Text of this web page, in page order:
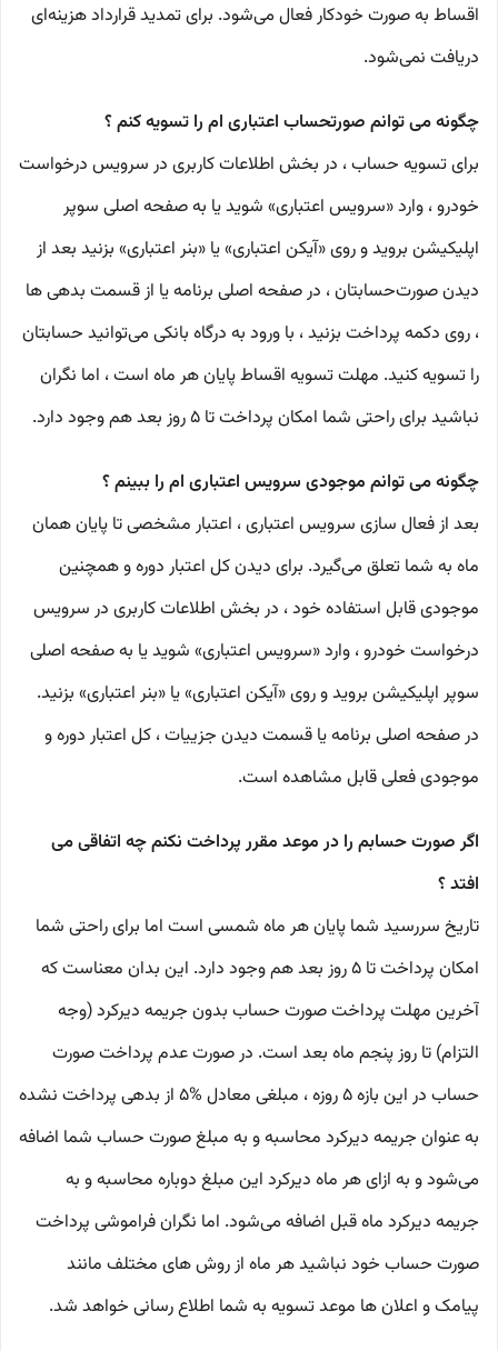
اقساط به صورت خودکار فعال می‌شود. برای تمدید قرارداد هزینه‌ای
دریافت نمی‌شود.
چگونه می توانم صورتحساب اعتباری ام را تسویه کنم ؟
برای تسویه‌ حساب ، در بخش اطلاعات کاربری در سرویس درخواست
خودرو ، وارد «سرویس اعتباری» شوید یا به صفحه اصلی سوپر
اپلیکیشن بروید و روی «آیکن اعتباری» یا «بنر اعتباری» بزنید بعد از
دیدن صورت‌حسابتان ، در صفحه اصلی برنامه یا از قسمت بدهی‌ ها
، روی دکمه پرداخت بزنید ، با ورود به درگاه بانکی می‌توانید حسابتان
را تسویه کنید. مهلت تسویه‌ اقساط پایان هر ماه است ، اما نگران
نباشید برای راحتی شما امکان پرداخت تا 5 روز بعد هم وجود دارد.
چگونه می توانم موجودی سرویس اعتباری ام را ببینم ؟
بعد از فعال‌ سازی سرویس اعتباری ، اعتبار مشخصی تا پایان همان
ماه به شما تعلق می‌گیرد. برای دیدن کل اعتبار دوره و همچنین
موجودی قابل استفاده خود ، در بخش اطلاعات کاربری در سرویس
درخواست خودرو ، وارد «سرویس اعتباری» شوید یا به صفحه اصلی
سوپر اپلیکیشن بروید و روی «آیکن اعتباری» یا «بنر اعتباری» بزنید.
در صفحه اصلی برنامه یا قسمت دیدن جزییات ، کل اعتبار دوره و
موجودی فعلی قابل مشاهده است.
اگر صورت حسابم را در موعد مقرر پرداخت نکنم چه اتفاقی می
افتد ؟
تاریخ سررسید شما پایان هر ماه شمسی است اما برای راحتی شما
امکان پرداخت تا 5 روز بعد هم وجود دارد. این بدان معناست که
آخرین مهلت پرداخت صورت‌ حساب بدون جریمه دیرکرد (وجه
التزام) تا روز پنجم ماه بعد است. در صورت عدم پرداخت صورت‌
حساب در این بازه 5 روزه ، مبلغی معادل %5 از بدهی پرداخت‌ نشده
به عنوان جریمه دیرکرد محاسبه و به مبلغ صورت‌ حساب شما اضافه
می‌شود و به ازای هر ماه دیرکرد این مبلغ دوباره محاسبه و به
جریمه دیرکرد ماه قبل اضافه می‌شود. اما نگران فراموشی پرداخت
صورت‌ حساب خود نباشید هر ماه از روش‌ های مختلف مانند
پیامک و اعلان‌ ها موعد تسویه به شما اطلاع‌ رسانی خواهد شد.